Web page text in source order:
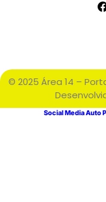
© 2025 Área 14 –
Social Media Auto